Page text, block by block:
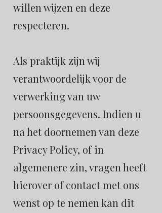
willen wijzen en deze
respecteren.
Als praktijk zijn wij
verantwoordelijk voor de
verwerking van uw
persoonsgegevens. Indien u
na het doornemen van deze
Privacy Policy, of in
algemenere zin, vragen heeft
hierover of contact met ons
wenst op te nemen kan dit